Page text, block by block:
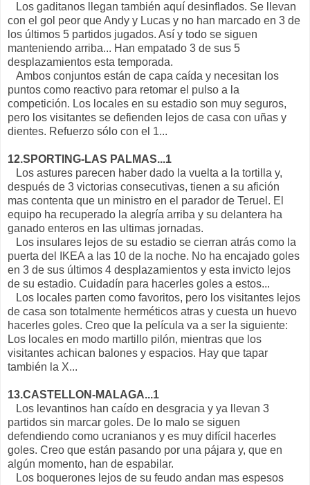
Los gaditanos llegan también aquí desinflados. Se llevan
con el gol peor que Andy y Lucas y no han marcado en 3 de
los últimos 5 partidos jugados. Así y todo se siguen
manteniendo arriba... Han empatado 3 de sus 5
desplazamientos esta temporada.
Ambos conjuntos están de capa caída y necesitan los
puntos como reactivo para retomar el pulso a la
competición. Los locales en su estadio son muy seguros,
pero los visitantes se defienden lejos de casa con uñas y
dientes. Refuerzo sólo con el 1...
12.SPORTING-LAS PALMAS...1
Los astures parecen haber dado la vuelta a la tortilla y,
después de 3 victorias consecutivas, tienen a su afición
mas contenta que un ministro en el parador de Teruel. El
equipo ha recuperado la alegría arriba y su delantera ha
ganado enteros en las ultimas jornadas.
Los insulares lejos de su estadio se cierran atrás como la
puerta del IKEA a las 10 de la noche. No ha encajado goles
en 3 de sus últimos 4 desplazamientos y esta invicto lejos
de su estadio. Cuidadín para hacerles goles a estos...
Los locales parten como favoritos, pero los visitantes lejos
de casa son totalmente herméticos atras y cuesta un huevo
hacerles goles. Creo que la película va a ser la siguiente:
Los locales en modo martillo pilón, mientras que los
visitantes achican balones y espacios. Hay que tapar
también la X...
13.CASTELLON-MALAGA...1
Los levantinos han caído en desgracia y ya llevan 3
partidos sin marcar goles. De lo malo se siguen
defendiendo como ucranianos y es muy difícil hacerles
goles. Creo que están pasando por una pájara y, que en
algún momento, han de espabilar.
Los boquerones lejos de su feudo andan mas espesos